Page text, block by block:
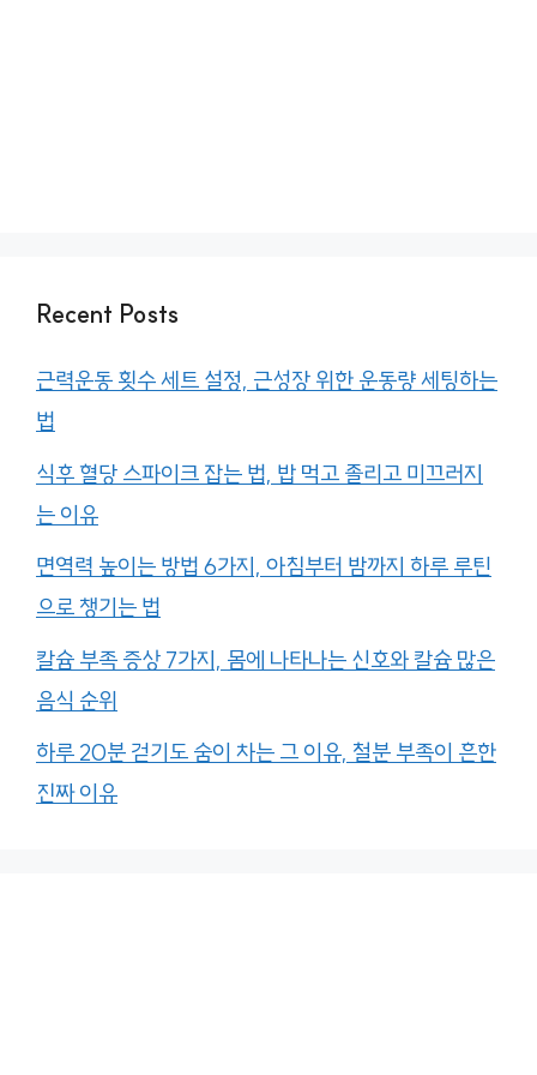
Recent Posts
근력운동 횟수 세트 설정, 근성장 위한 운동량 세팅하는
법
식후 혈당 스파이크 잡는 법, 밥 먹고 졸리고 미끄러지
는 이유
면역력 높이는 방법 6가지, 아침부터 밤까지 하루 루틴
으로 챙기는 법
칼슘 부족 증상 7가지, 몸에 나타나는 신호와 칼슘 많은
음식 순위
하루 20분 걷기도 숨이 차는 그 이유, 철분 부족이 흔한
진짜 이유